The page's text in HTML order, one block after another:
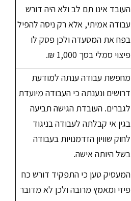
העובד אינו תם לב ולא היה דורש
עבודה אמיתי, אלא רק ניסה להפיל
בפח את המסעדה ולכן פסק לו
פיצוי סמלי בסך 1,000 ₪.
מחפשת עבודה ענתה למודעת
דרושים ונענתה כי העבודה מיועדת
לגברים. העובדת הגישה תביעה
בגין אי קבלתה לעבודה בניגוד
לחוק שוויון הזדמנויות בעבודה
בשל היותה אישה.
המעסיק טען כי התפקיד דורש כח
פיזי ומאמץ מרובה ולכן לא מדובר